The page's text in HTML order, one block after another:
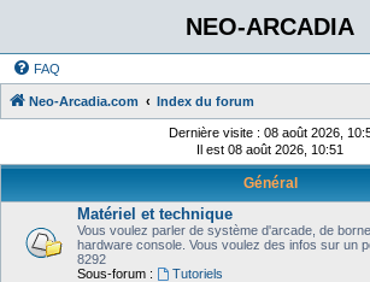
NEO-ARCADIA
FAQ
Neo-Arcadia.com Index du forum
Dernière visite : 08 août 2026,
Il est 08 août 2026, 10:51
Général
Matériel et technique
Vous voulez parler de système d'arcade, de
hardware console. Vous voulez des infos sur un
8292
Sous-forum :
Tutoriels